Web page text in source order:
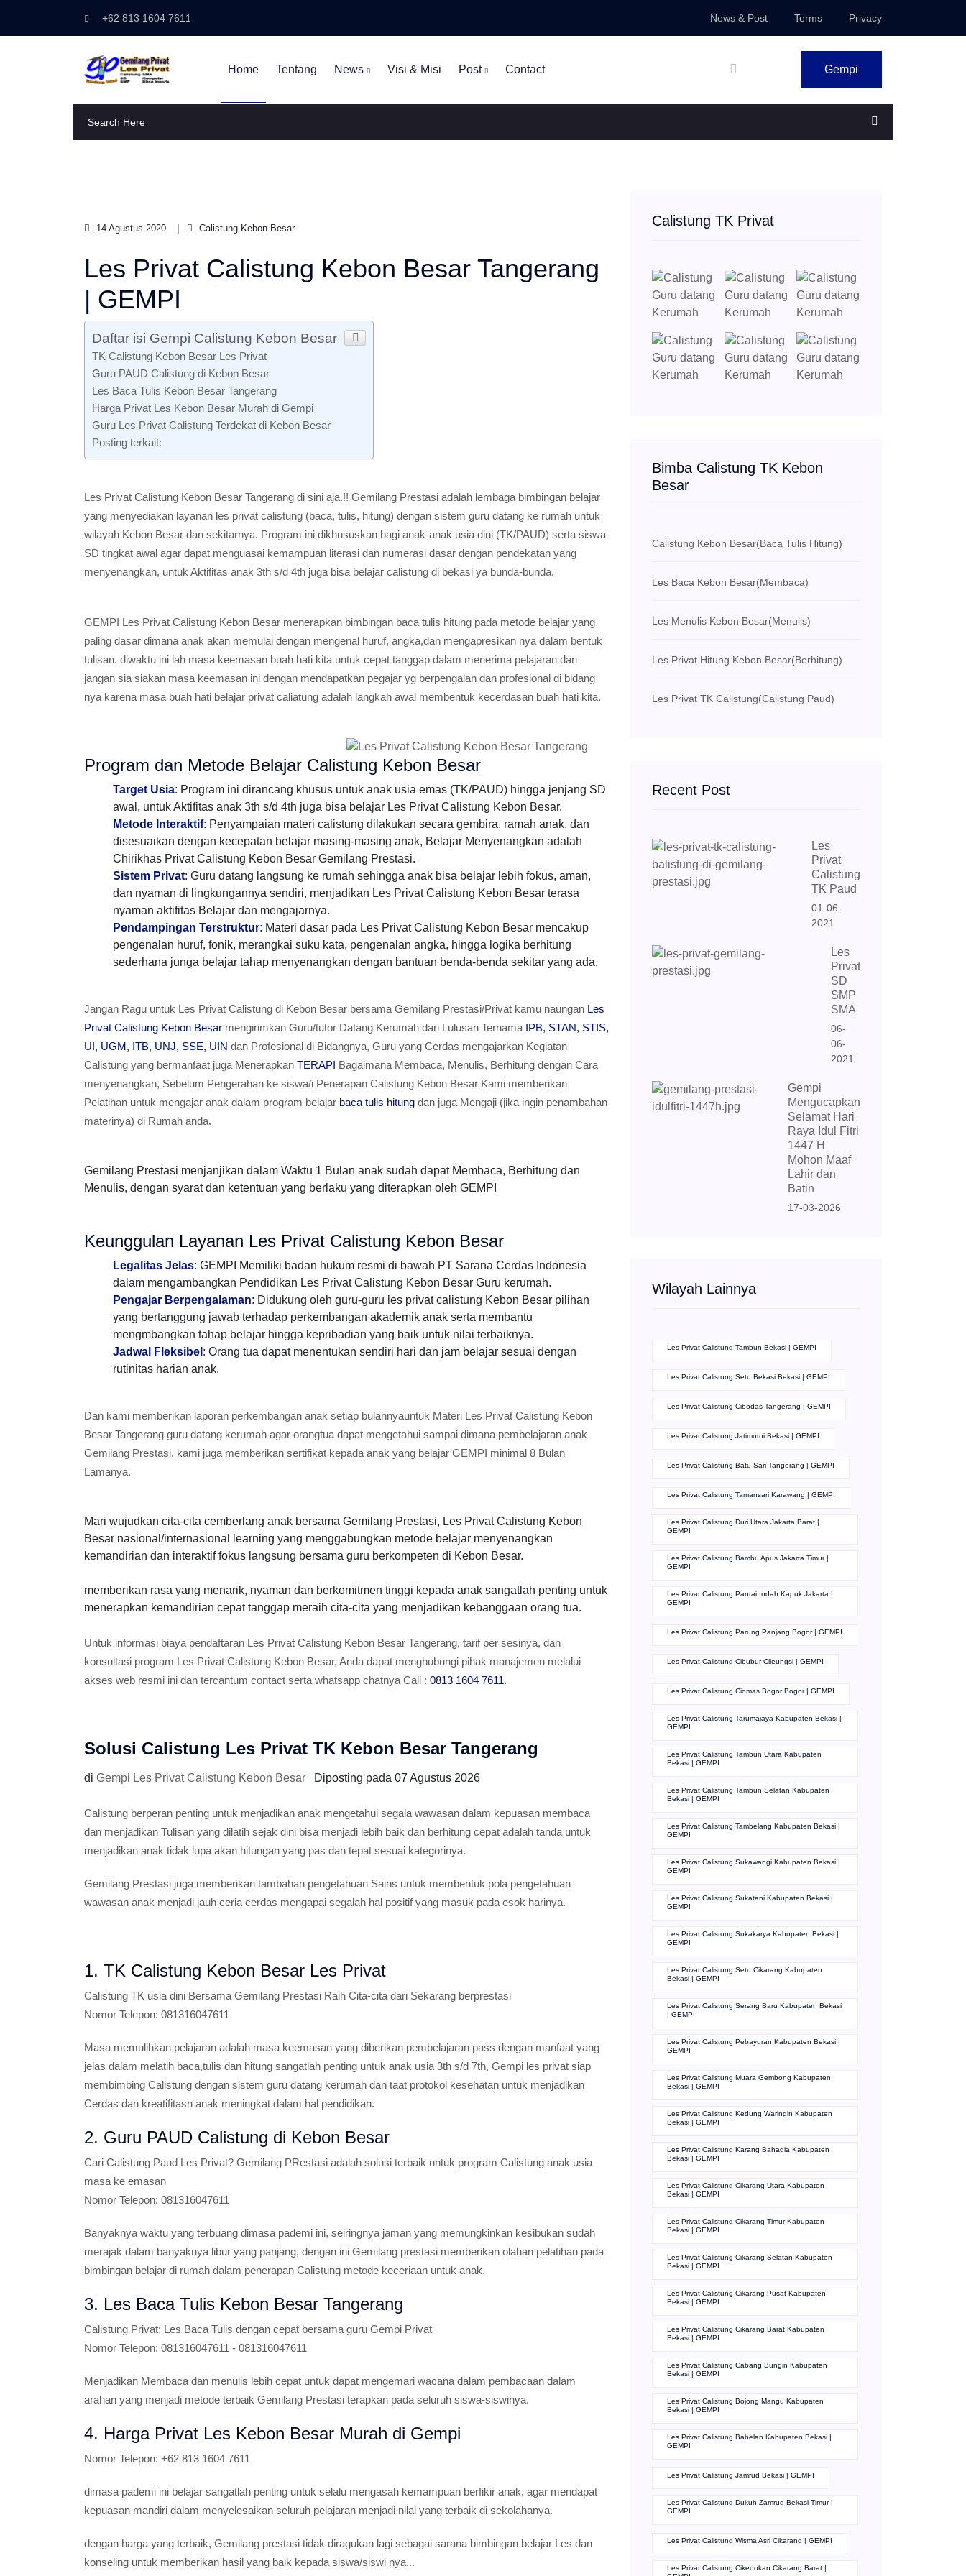
+62 813 1604 7611 News & Post Terms Privacy
Home Tentang News Visi & Misi Post Contact Gempi
14 Agustus 2020 Calistung Kebon Besar
Les Privat Calistung Kebon Besar Tangerang
| GEMPI
Daftar isi Gempi Calistung Kebon Besar
TK Calistung Kebon Besar Les Privat
Guru PAUD Calistung di Kebon Besar
Les Baca Tulis Kebon Besar Tangerang
Harga Privat Les Kebon Besar Murah di Gempi
Guru Les Privat Calistung Terdekat di Kebon Besar
Posting terkait:
Les Privat Calistung Kebon Besar Tangerang di sini aja.!! Gemilang Prestasi adalah lembaga bimbingan belajar
yang menyediakan layanan les privat calistung (baca, tulis, hitung) dengan sistem guru datang ke rumah untuk
wilayah Kebon Besar dan sekitarnya. Program ini dikhususkan bagi anak-anak usia dini (TK/PAUD) serta siswa
SD tingkat awal agar dapat menguasai kemampuan literasi dan numerasi dasar dengan pendekatan yang
menyenangkan, untuk Aktifitas anak 3th s/d 4th juga bisa belajar calistung di bekasi ya bunda-bunda.
GEMPI Les Privat Calistung Kebon Besar menerapkan bimbingan baca tulis hitung pada metode belajar yang
paling dasar dimana anak akan memulai dengan mengenal huruf, angka,dan mengapresikan nya dalam bentuk
tulisan. diwaktu ini lah masa keemasan buah hati kita untuk cepat tanggap dalam menerima pelajaran dan
jangan sia siakan masa keemasan ini dengan mendapatkan pegajar yg berpengalan dan profesional di bidang
nya karena masa buah hati belajar privat caliatung adalah langkah awal membentuk kecerdasan buah hati kita.
Program dan Metode Belajar Calistung Kebon Besar
Target Usia: Program ini dirancang khusus untuk anak usia emas (TK/PAUD) hingga jenjang SD
awal, untuk Aktifitas anak 3th s/d 4th juga bisa belajar Les Privat Calistung Kebon Besar.
Metode Interaktif: Penyampaian materi calistung dilakukan secara gembira, ramah anak, dan
disesuaikan dengan kecepatan belajar masing-masing anak, Belajar Menyenangkan adalah
Chirikhas Privat Calistung Kebon Besar Gemilang Prestasi.
Sistem Privat: Guru datang langsung ke rumah sehingga anak bisa belajar lebih fokus, aman,
dan nyaman di lingkungannya sendiri, menjadikan Les Privat Calistung Kebon Besar terasa
nyaman aktifitas Belajar dan mengajarnya.
Pendampingan Terstruktur: Materi dasar pada Les Privat Calistung Kebon Besar mencakup
pengenalan huruf, fonik, merangkai suku kata, pengenalan angka, hingga logika berhitung
sederhana junga belajar tahap menyenangkan dengan bantuan benda-benda sekitar yang ada.
Jangan Ragu untuk Les Privat Calistung di Kebon Besar bersama Gemilang Prestasi/Privat kamu naungan Les
Privat Calistung Kebon Besar mengirimkan Guru/tutor Datang Kerumah dari Lulusan Ternama IPB, STAN, STIS,
UI, UGM, ITB, UNJ, SSE, UIN dan Profesional di Bidangnya, Guru yang Cerdas mengajarkan Kegiatan
Calistung yang bermanfaat juga Menerapkan TERAPI Bagaimana Membaca, Menulis, Berhitung dengan Cara
menyenangkan, Sebelum Pengerahan ke siswa/i Penerapan Calistung Kebon Besar Kami memberikan
Pelatihan untuk mengajar anak dalam program belajar baca tulis hitung dan juga Mengaji (jika ingin penambahan
materinya) di Rumah anda.
Gemilang Prestasi menjanjikan dalam Waktu 1 Bulan anak sudah dapat Membaca, Berhitung dan
Menulis, dengan syarat dan ketentuan yang berlaku yang diterapkan oleh GEMPI
Keunggulan Layanan Les Privat Calistung Kebon Besar
Legalitas Jelas: GEMPI Memiliki badan hukum resmi di bawah PT Sarana Cerdas Indonesia
dalam mengambangkan Pendidikan Les Privat Calistung Kebon Besar Guru kerumah.
Pengajar Berpengalaman: Didukung oleh guru-guru les privat calistung Kebon Besar pilihan
yang bertanggung jawab terhadap perkembangan akademik anak serta membantu
mengmbangkan tahap belajar hingga kepribadian yang baik untuk nilai terbaiknya.
Jadwal Fleksibel : Orang tua dapat menentukan sendiri hari dan jam belajar sesuai dengan
rutinitas harian anak.
Dan kami memberikan laporan perkembangan anak setiap bulannyauntuk Materi Les Privat Calistung Kebon
Besar Tangerang guru datang kerumah agar orangtua dapat mengetahui sampai dimana pembelajaran anak
Gemilang Prestasi, kami juga memberikan sertifikat kepada anak yang belajar GEMPI minimal 8 Bulan
Lamanya.
Mari wujudkan cita-cita cemberlang anak bersama Gemilang Prestasi, Les Privat Calistung Kebon
Besar nasional/internasional learning yang menggabungkan metode belajar menyenangkan
kemandirian dan interaktif fokus langsung bersama guru berkompeten di Kebon Besar.
memberikan rasa yang menarik, nyaman dan berkomitmen tinggi kepada anak sangatlah penting untuk
menerapkan kemandirian cepat tanggap meraih cita-cita yang menjadikan kebanggaan orang tua.
Untuk informasi biaya pendaftaran Les Privat Calistung Kebon Besar Tangerang, tarif per sesinya, dan
konsultasi program Les Privat Calistung Kebon Besar, Anda dapat menghubungi pihak manajemen melalui
akses web resmi ini dan tercantum contact serta whatsapp chatnya Call : 0813 1604 7611.
Solusi Calistung Les Privat TK Kebon Besar Tangerang
di Gempi Les Privat Calistung Kebon Besar Diposting pada 07 Agustus 2026
Calistung berperan penting untuk menjadikan anak mengetahui segala wawasan dalam kepuasan membaca
dan menjadikan Tulisan yang dilatih sejak dini bisa menjadi lebih baik dan berhitung cepat adalah tanda untuk
menjadikan anak tidak lupa akan hitungan yang pas dan tepat sesuai kategorinya.
Gemilang Prestasi juga memberikan tambahan pengetahuan Sains untuk membentuk pola pengetahuan
wawasan anak menjadi jauh ceria cerdas mengapai segalah hal positif yang masuk pada esok harinya.
1. TK Calistung Kebon Besar Les Privat
Calistung TK usia dini Bersama Gemilang Prestasi Raih Cita-cita dari Sekarang berprestasi
Nomor Telepon: 081316047611
Masa memulihkan pelajaran adalah masa keemasan yang diberikan pembelajaran pass dengan manfaat yang
jelas dalam melatih baca,tulis dan hitung sangatlah penting untuk anak usia 3th s/d 7th, Gempi les privat siap
membimbing Calistung dengan sistem guru datang kerumah dan taat protokol kesehatan untuk menjadikan
Cerdas dan kreatifitasn anak meningkat dalam hal pendidikan.
2. Guru PAUD Calistung di Kebon Besar
Cari Calistung Paud Les Privat? Gemilang PRestasi adalah solusi terbaik untuk program Calistung anak usia
masa ke emasan
Nomor Telepon: 081316047611
Banyaknya waktu yang terbuang dimasa pademi ini, seiringnya jaman yang memungkinkan kesibukan sudah
merajak dalam banyaknya libur yang panjang, dengan ini Gemilang prestasi memberikan olahan pelatihan pada
bimbingan belajar di rumah dalam penerapan Calistung metode keceriaan untuk anak.
3. Les Baca Tulis Kebon Besar Tangerang
Calistung Privat: Les Baca Tulis dengan cepat bersama guru Gempi Privat
Nomor Telepon: 081316047611 - 081316047611
Menjadikan Membaca dan menulis lebih cepat untuk dapat mengemari wacana dalam pembacaan dalam
arahan yang menjadi metode terbaik Gemilang Prestasi terapkan pada seluruh siswa-siswinya.
4. Harga Privat Les Kebon Besar Murah di Gempi
Nomor Telepon: +62 813 1604 7611
dimasa pademi ini belajar sangatlah penting untuk selalu mengasah kemampuan berfikir anak, agar mendapat
kepuasan mandiri dalam menyelesaikan seluruh pelajaran menjadi nilai yang terbaik di sekolahanya.
dengan harga yang terbaik, Gemilang prestasi tidak diragukan lagi sebagai sarana bimbingan belajar Les dan
konseling untuk memberikan hasil yang baik kepada siswa/siswi nya...
Calistung TK Privat
Bimba Calistung TK Kebon
Besar
Calistung Kebon Besar(Baca Tulis Hitung)
Les Baca Kebon Besar(Membaca)
Les Menulis Kebon Besar(Menulis)
Les Privat Hitung Kebon Besar(Berhitung)
Les Privat TK Calistung(Calistung Paud)
Recent Post
Les
Privat
Calistung
TK Paud
01-06-
2021
Les
Privat
SD
SMP
SMA
06-
06-
2021
Gempi
Mengucapkan
Selamat Hari
Raya Idul Fitri
1447 H
Mohon Maaf
Lahir dan
Batin
17-03-2026
Wilayah Lainnya
Les Privat Calistung Tambun Bekasi | GEMPI
Les Privat Calistung Setu Bekasi Bekasi | GEMPI
Les Privat Calistung Cibodas Tangerang | GEMPI
Les Privat Calistung Jatimurni Bekasi | GEMPI
Les Privat Calistung Batu Sari Tangerang | GEMPI
Les Privat Calistung Tamansari Karawang | GEMPI
Les Privat Calistung Duri Utara Jakarta Barat |
GEMPI
Les Privat Calistung Bambu Apus Jakarta Timur |
GEMPI
Les Privat Calistung Pantai Indah Kapuk Jakarta |
GEMPI
Les Privat Calistung Parung Panjang Bogor | GEMPI
Les Privat Calistung Cibubur Cileungsi | GEMPI
Les Privat Calistung Ciomas Bogor Bogor | GEMPI
Les Privat Calistung Tarumajaya Kabupaten Bekasi |
GEMPI
Les Privat Calistung Tambun Utara Kabupaten
Bekasi | GEMPI
Les Privat Calistung Tambun Selatan Kabupaten
Bekasi | GEMPI
Les Privat Calistung Tambelang Kabupaten Bekasi |
GEMPI
Les Privat Calistung Sukawangi Kabupaten Bekasi |
GEMPI
Les Privat Calistung Sukatani Kabupaten Bekasi |
GEMPI
Les Privat Calistung Sukakarya Kabupaten Bekasi |
GEMPI
Les Privat Calistung Setu Cikarang Kabupaten
Bekasi | GEMPI
Les Privat Calistung Serang Baru Kabupaten Bekasi
| GEMPI
Les Privat Calistung Pebayuran Kabupaten Bekasi |
GEMPI
Les Privat Calistung Muara Gembong Kabupaten
Bekasi | GEMPI
Les Privat Calistung Kedung Waringin Kabupaten
Bekasi | GEMPI
Les Privat Calistung Karang Bahagia Kabupaten
Bekasi | GEMPI
Les Privat Calistung Cikarang Utara Kabupaten
Bekasi | GEMPI
Les Privat Calistung Cikarang Timur Kabupaten
Bekasi | GEMPI
Les Privat Calistung Cikarang Selatan Kabupaten
Bekasi | GEMPI
Les Privat Calistung Cikarang Pusat Kabupaten
Bekasi | GEMPI
Les Privat Calistung Cikarang Barat Kabupaten
Bekasi | GEMPI
Les Privat Calistung Cabang Bungin Kabupaten
Bekasi | GEMPI
Les Privat Calistung Bojong Mangu Kabupaten
Bekasi | GEMPI
Les Privat Calistung Babelan Kabupaten Bekasi |
GEMPI
Les Privat Calistung Jamrud Bekasi | GEMPI
Les Privat Calistung Dukuh Zamrud Bekasi Timur |
GEMPI
Les Privat Calistung Wisma Asri Cikarang | GEMPI
Les Privat Calistung Cikedokan Cikarang Barat |